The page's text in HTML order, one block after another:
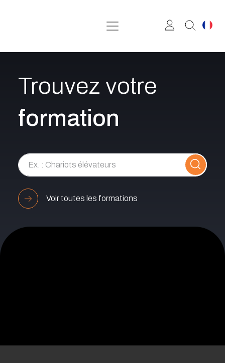
Trouvez votre
formation
Voir toutes les formations